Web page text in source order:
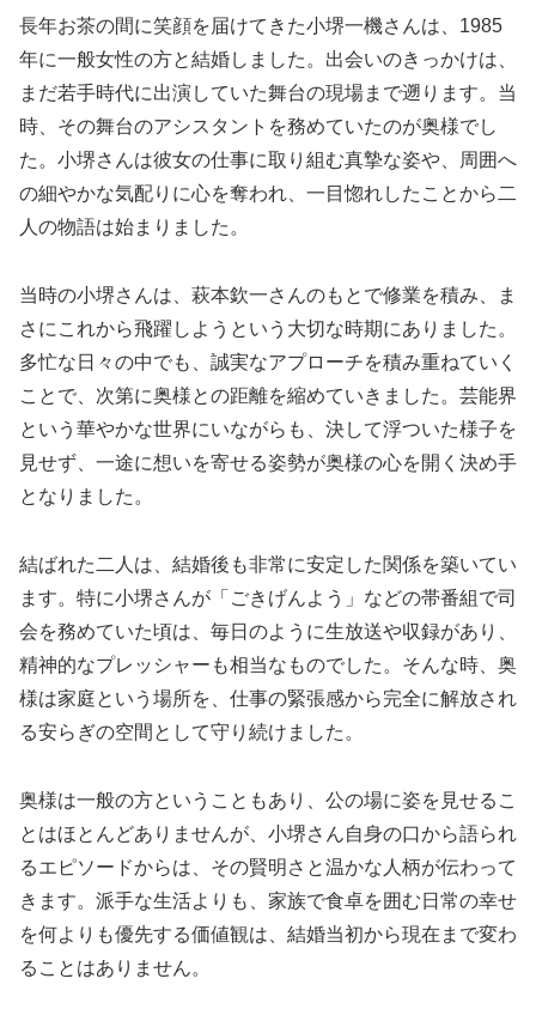
長年お茶の間に笑顔を届けてきた小堺一機さんは、1985
年に一般女性の方と結婚しました。出会いのきっかけは、
まだ若手時代に出演していた舞台の現場まで遡ります。当
時、その舞台のアシスタントを務めていたのが奥様でし
た。小堺さんは彼女の仕事に取り組む真摯な姿や、周囲へ
の細やかな気配りに心を奪われ、一目惚れしたことから二
人の物語は始まりました。
当時の小堺さんは、萩本欽一さんのもとで修業を積み、ま
さにこれから飛躍しようという大切な時期にありました。
多忙な日々の中でも、誠実なアプローチを積み重ねていく
ことで、次第に奥様との距離を縮めていきました。芸能界
という華やかな世界にいながらも、決して浮ついた様子を
見せず、一途に想いを寄せる姿勢が奥様の心を開く決め手
となりました。
結ばれた二人は、結婚後も非常に安定した関係を築いてい
ます。特に小堺さんが「ごきげんよう」などの帯番組で司
会を務めていた頃は、毎日のように生放送や収録があり、
精神的なプレッシャーも相当なものでした。そんな時、奥
様は家庭という場所を、仕事の緊張感から完全に解放され
る安らぎの空間として守り続けました。
奥様は一般の方ということもあり、公の場に姿を見せるこ
とはほとんどありませんが、小堺さん自身の口から語られ
るエピソードからは、その賢明さと温かな人柄が伝わって
きます。派手な生活よりも、家族で食卓を囲む日常の幸せ
を何よりも優先する価値観は、結婚当初から現在まで変わ
ることはありません。